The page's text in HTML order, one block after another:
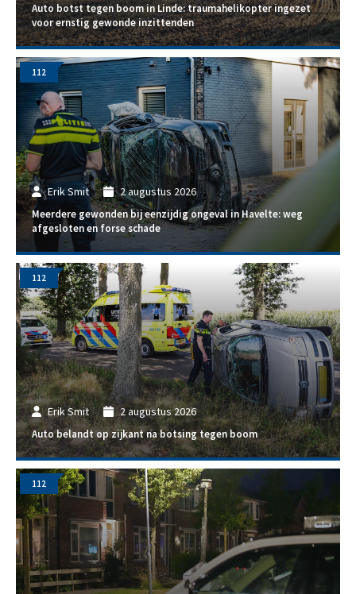
Auto botst tegen boom in Linde: traumahelikopter ingezet
voor ernstig gewonde inzittenden
Erik Smit 2 augustus 2026
Meerdere gewonden bij eenzijdig ongeval in Havelte: weg
afgesloten en forse schade
112
Erik Smit 2 augustus 2026
Auto belandt op zijkant na botsing tegen boom
112
112